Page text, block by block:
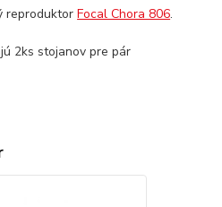
reproduktorFocal Chora 806.
2ks stojanov pre pár